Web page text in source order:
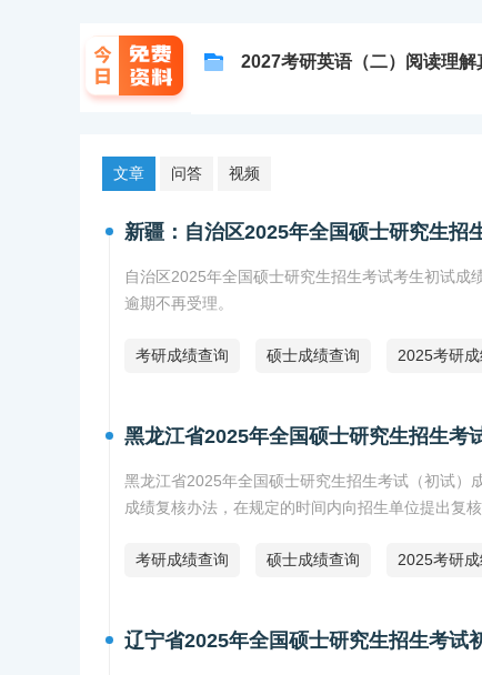
2027考研英语（二）阅读理解
文章 问答 视频
新疆：自治区2025年全国硕士研究生招
自治区2025年全国硕士研究生招生考试考生初试成
逾期不再受理。
考研成绩查询 硕士成绩查询 2025考研
黑龙江省2025年全国硕士研究生招生考
黑龙江省2025年全国硕士研究生招生考试（初试）
成绩复核办法，在规定的时间内向招生单位提出复
考研成绩查询 硕士成绩查询 2025考研
辽宁省2025年全国硕士研究生招生考试